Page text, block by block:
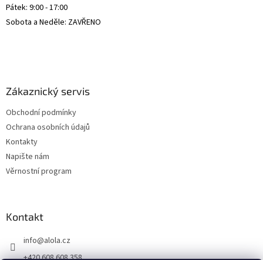
Pátek: 9:00 - 17:00
Sobota a Neděle: ZAVŘENO
Zákaznický servis
Obchodní podmínky
Ochrana osobních údajů
Kontakty
Napište nám
Věrnostní program
Kontakt
info@alola.cz